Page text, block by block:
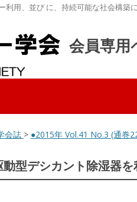
用、並び に、持続可能な社会構
会員専用
会誌 > ●2015年 Vol.41 No.3 (通巻
動型デシカント除湿器